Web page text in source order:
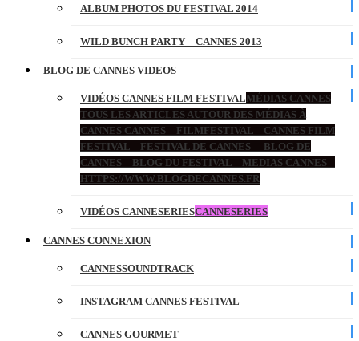
ALBUM PHOTOS DU FESTIVAL 2014
WILD BUNCH PARTY – CANNES 2013
BLOG DE CANNES VIDEOS
VIDÉOS CANNES FILM FESTIVALMÉDIAS CANNES
TOUS LES ARTICLES AUTOUR DES MÉDIAS À
CANNES CANNES – FILMFESTIVAL – CANNES FILM
FESTIVAL – FESTIVAL DE CANNES – BLOG DE
CANNES – BLOG DU FESTIVAL – MEDIAS CANNES –
HTTPS://WWW.BLOGDECANNES.FR
VIDÉOS CANNESERIESCANNESERIES
CANNES CONNEXION
CANNESSOUNDTRACK
INSTAGRAM CANNES FESTIVAL
CANNES GOURMET